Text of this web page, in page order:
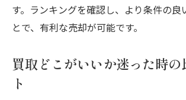
す。ランキングを確認し、より条件の良
とで、有利な売却が可能です。
買取どこがいいか迷った時の
ト